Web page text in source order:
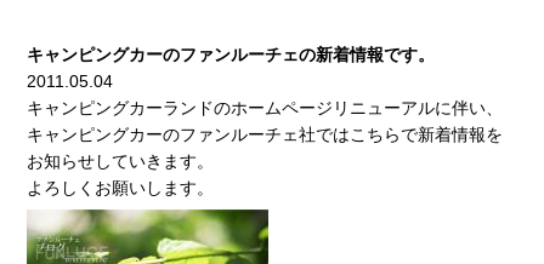
キャンピングカーのファンルーチェの新着情報です。
2011.05.04
キャンピングカーランドのホームページリニューアルに伴い、
キャンピングカーのファンルーチェ社ではこちらで新着情報を
お知らせしていきます。
よろしくお願いします。